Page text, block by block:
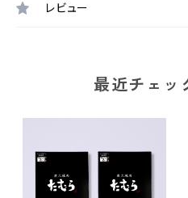
レビュー
最近チェッ